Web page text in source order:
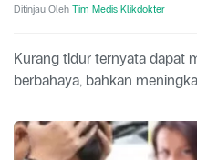
Ditinjau Oleh Tim Medis Klikdokter
Kurang tidur ternyata dapat
berbahaya, bahkan